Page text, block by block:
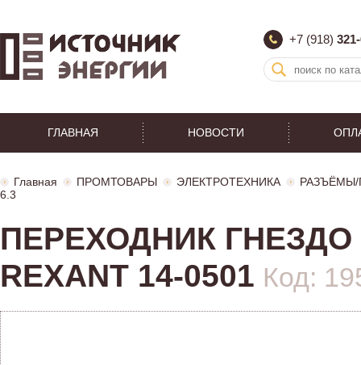
+7 (918)
ГЛАВНАЯ НОВОСТИ
Главная ПРОМТОВАРЫ ЭЛЕКТРОТЕХНИКА
6.3
ПЕРЕХОДНИК ГНЕЗДО
REXANT 14-0501 Код: